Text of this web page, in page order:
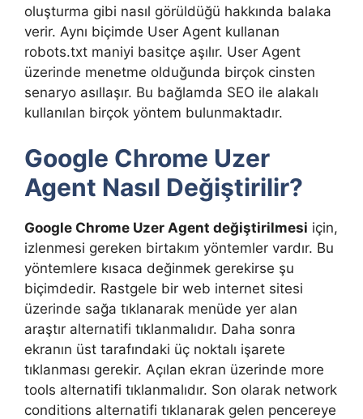
oluşturma gibi nasıl görüldüğü hakkında balaka
verir. Aynı biçimde User Agent kullanan
robots.txt maniyi basitçe aşılır. User Agent
üzerinde menetme olduğunda birçok cinsten
senaryo asıllaşır. Bu bağlamda SEO ile alakalı
kullanılan birçok yöntem bulunmaktadır.
Google Chrome Uzer
Agent Nasıl Değiştirilir?
Google Chrome Uzer Agent değiştirilmesi için,
izlenmesi gereken birtakım yöntemler vardır. Bu
yöntemlere kısaca değinmek gerekirse şu
biçimdedir. Rastgele bir web internet sitesi
üzerinde sağa tıklanarak menüde yer alan
araştır alternatifi tıklanmalıdır. Daha sonra
ekranın üst tarafındaki üç noktalı işarete
tıklanması gerekir. Açılan ekran üzerinde more
tools alternatifi tıklanmalıdır. Son olarak network
conditions alternatifi tıklanarak gelen pencereye